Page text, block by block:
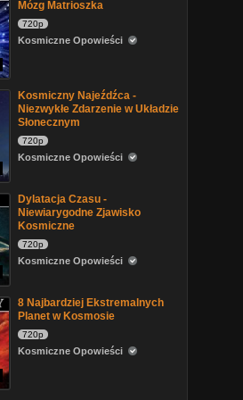
Mózg Matrioszka
720p
Kosmiczne Opowieści
Kosmiczny Najeźdźca -
Niezwykłe Zdarzenie w Układzie
Słonecznym
720p
Kosmiczne Opowieści
Dylatacja Czasu -
Niewiarygodne Zjawisko
Kosmiczne
720p
Kosmiczne Opowieści
8 Najbardziej Ekstremalnych
Planet w Kosmosie
720p
Kosmiczne Opowieści